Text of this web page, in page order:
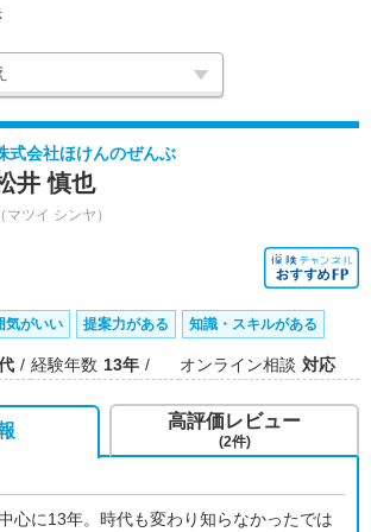
式会社ほけんのぜんぶ
井 慎也
（マツイ シンヤ）
気がいい 提案力がある 知識・スキルがある
経験年数 13年 オンライン相談 対応
心に13年。時代も変わり知らなかったでは
高評価レビュー
(2件)